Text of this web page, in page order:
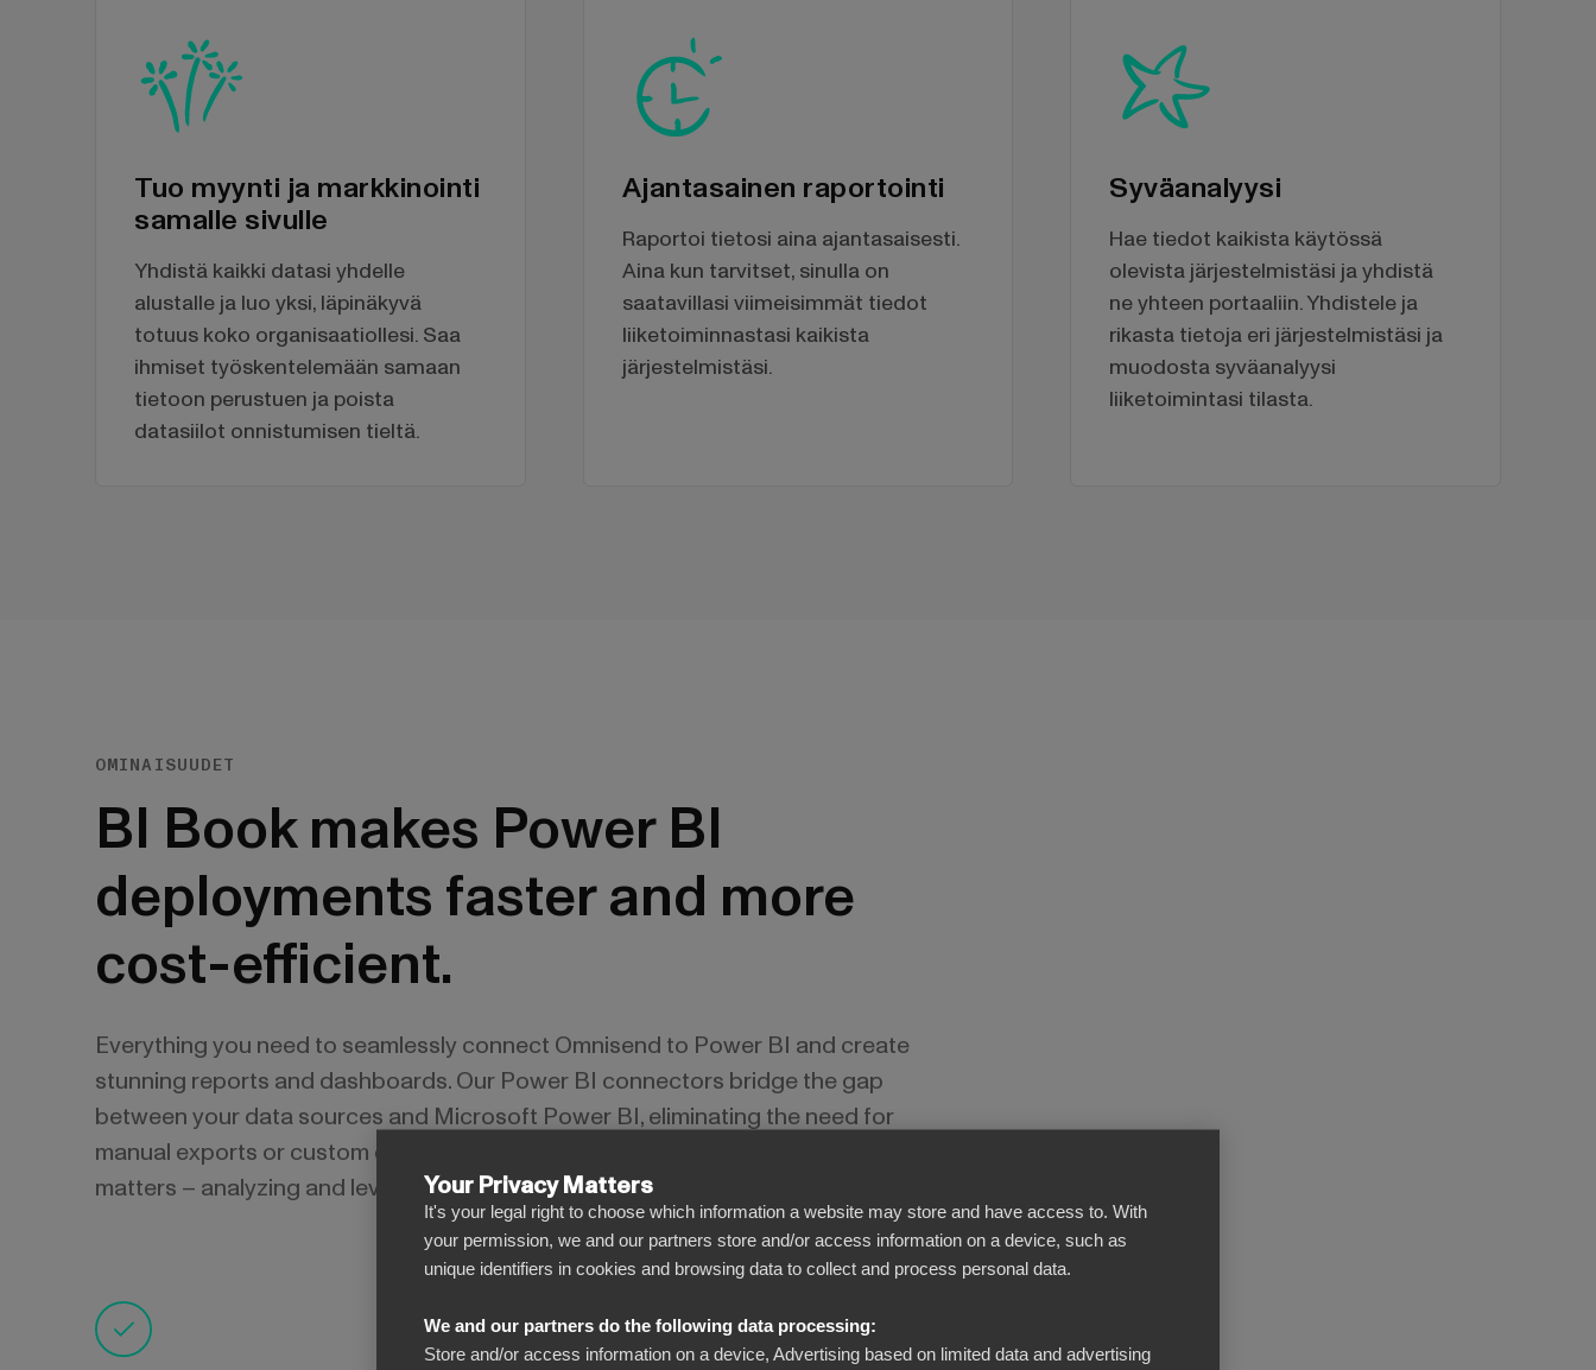
Your Privacy Matters
It's your legal right to choose which information a website may store and have access to. With
your permission, we and our partners store and/or access information on a device, such as
unique identifiers in cookies and browsing data to collect and process personal data.
We and our partners do the following data processing:
Store and/or access information on a device, Advertising based on limited data and advertising
Tuo myynti ja markkinointi
samalle sivulle
Yhdistä kaikki datasi yhdelle
alustalle ja luo yksi, läpinäkyvä
totuus koko organisaatiollesi. Saa
ihmiset työskentelemään samaan
tietoon perustuen ja poista
datasiilot onnistumisen tieltä.
Ajantasainen raportointi
Raportoi tietosi aina ajantasaisesti.
Aina kun tarvitset, sinulla on
saatavillasi viimeisimmät tiedot
liiketoiminnastasi kaikista
järjestelmistäsi.
Syväanalyysi
Hae tiedot kaikista käytössä
olevista järjestelmistäsi ja yhdistä
ne yhteen portaaliin. Yhdistele ja
rikasta tietoja eri järjestelmistäsi ja
muodosta syväanalyysi
liiketoimintasi tilasta.
OMINAISUUDET
BI Book makes Power BI
deployments faster and more
cost-efficient.
Everything you need to seamlessly connect Omnisend to Power BI and create
stunning reports and dashboards. Our Power BI connectors bridge the gap
between your data sources and Microsoft Power BI, eliminating the need for
manual exports or custom coding. This allows you to focus on what truly
matters – analyzing and leveraging your data for smarter decisions.